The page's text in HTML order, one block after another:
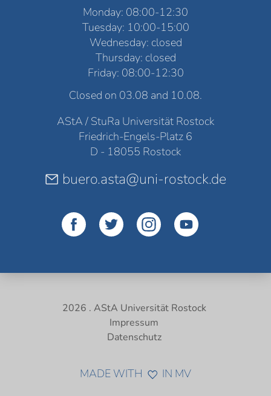
Monday: 08:00-12:30
Tuesday: 10:00-15:00
Wednesday: closed
Thursday: closed
Friday: 08:00-12:30
Closed on 03.08 and 10.08.
AStA / StuRa Universität Rostock
Friedrich-Engels-Platz 6
D - 18055 Rostock
buero.asta@uni-rostock.de
2026 . AStA Universität Rostock
Impressum
Datenschutz
MADE WITH IN MV